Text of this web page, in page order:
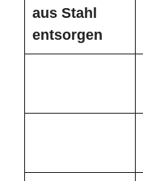
aus Stahl
entsorgen